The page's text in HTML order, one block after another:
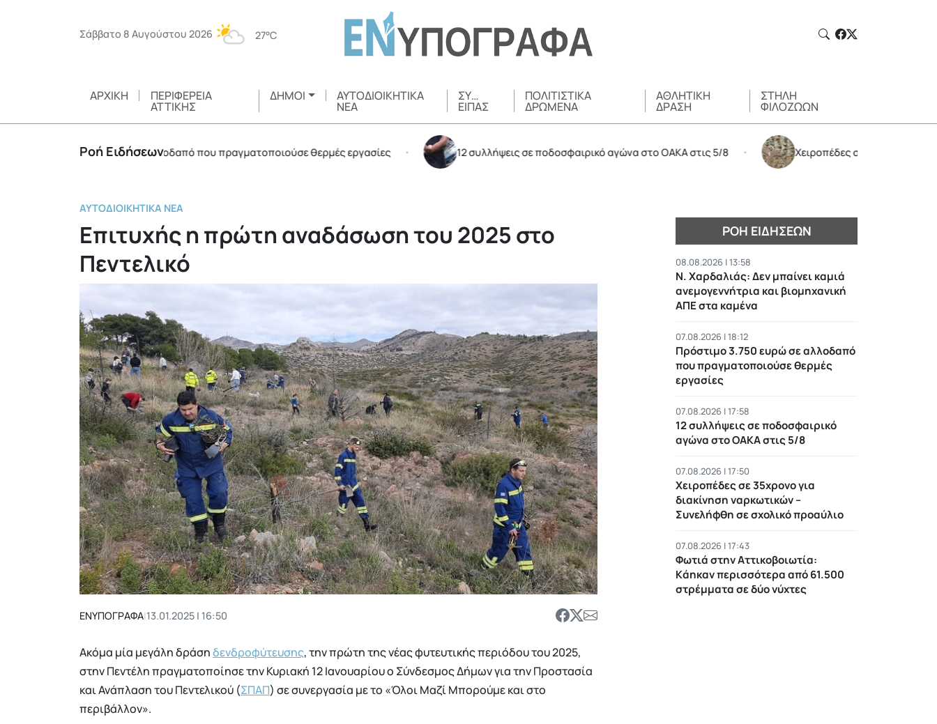
Σάββατο 8 Αυγούστου 2026 27°C
ΑΡΧΙΚΉ ΠΕΡΙΦΈΡΕΙΑ
ΑΤΤΙΚΉΣ
ΔΉΜΟΙ ΑΥΤΟΔΙΟΙΚΗΤΙΚΆ
ΝΈΑ
ΣΥ…
ΕΊΠΑΣ
ΠΟΛΙΤΙΣΤΙΚΆ
ΔΡΏΜΕΝΑ
ΑΘΛΗΤΙΚΉ
ΔΡΆΣΗ
ΣΤΉΛΗ
ΦΙΛΌΖΩΩΝ
Ροή Ειδήσεων
3.750 ευρώ σε αλλοδαπό που πραγματοποιούσε θερμές εργασίες • 12 συλλήψεις σε ποδοσφαιρικό αγώνα στο ΟΑΚΑ στις 5/8 • Χειροπέδες σε 35χρονο για
ΑΥΤΟΔΙΟΙΚΗΤΙΚΆ ΝΈΑ
Επιτυχής η πρώτη αναδάσωση του 2025 στο
Πεντελικό
ΕΝΥΠΟΓΡΑΦΑ|13.01.2025 | 16:50
Ακόμα μία μεγάλη δράσηδενδροφύτευσης, την πρώτη της νέας φυτευτικής περιόδου του 2025,
στην Πεντέλη πραγματοποίησε την Κυριακή 12 Ιανουαρίου ο Σύνδεσμος Δήμων για την Προστασία
και Ανάπλαση του Πεντελικού (ΣΠΑΠ) σε συνεργασία με το «Όλοι Μαζί Μπορούμε και στο
περιβάλλον».
ΡΟΉ ΕΙΔΉΣΕΩΝ
08.08.2026 | 13:58
Ν. Χαρδαλιάς: Δεν μπαίνει καμιά
ανεμογεννήτρια και βιομηχανική
ΑΠΕ στα καμένα
07.08.2026 | 18:12
Πρόστιμο 3.750 ευρώ σε αλλοδαπό
που πραγματοποιούσε θερμές
εργασίες
07.08.2026 | 17:58
12 συλλήψεις σε ποδοσφαιρικό
αγώνα στο ΟΑΚΑ στις 5/8
07.08.2026 | 17:50
Χειροπέδες σε 35χρονο για
διακίνηση ναρκωτικών –
Συνελήφθη σε σχολικό προαύλιο
07.08.2026 | 17:43
Φωτιά στην Αττικοβοιωτία:
Kάηκαν περισσότερα από 61.500
στρέμματα σε δύο νύχτες